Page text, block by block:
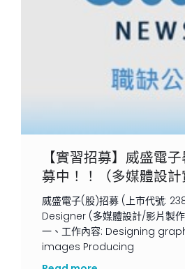
【實習招募】威盛電
募中！！（多媒體設計
威盛電子(股)招募 (上市代號:
Designer (多媒體設計/影片製
一、工作內容: Designing
images Producing